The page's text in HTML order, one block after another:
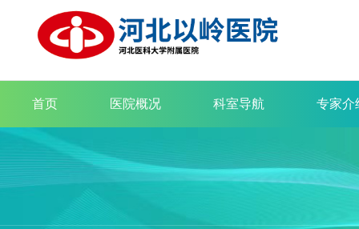
首页 医院概况 科室导航 专家介